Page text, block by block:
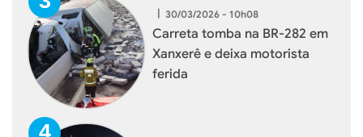
| 30/03/2026 - 10h08
Carreta tomba na BR-282 em
Xanxerê e deixa motorista
ferida